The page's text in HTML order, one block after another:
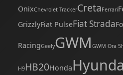
OnixChevrolet TrackerCretaFerrari
GrizzlyFiat PulseFiat Strada
RacingGeelyGWM GWM Ora 5
H9HB20Honda